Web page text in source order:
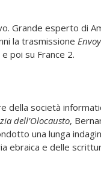
Grande esperto di
la trasmissione
poi su France 2.
della società
dell’Olocausto,
una lunga
ebraica e delle